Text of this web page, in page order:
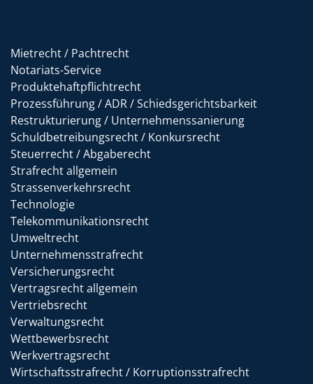
Mietrecht / Pachtrecht
Notariats-Service
Produktehaftpflichtrecht
Prozessführung / ADR / Schiedsgerichtsbarkeit
Restrukturierung / Unternehmenssanierung
Schuldbetreibungsrecht / Konkursrecht
Steuerrecht / Abgaberecht
Strafrecht allgemein
Strassenverkehrsrecht
Technologie
Telekommunikationsrecht
Umweltrecht
Unternehmensstrafrecht
Versicherungsrecht
Vertragsrecht allgemein
Vertriebsrecht
Verwaltungsrecht
Wettbewerbsrecht
Werkvertragsrecht
Wirtschaftsstrafrecht / Korruptionsstrafrecht